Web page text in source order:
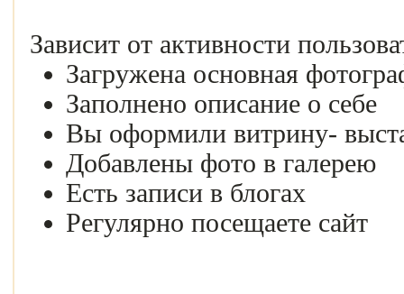
Зависит от активности
Загружена основная
Заполнено описание о себе
Вы оформили витрину-
Добавлены фото в галерею
Есть записи в блогах
Регулярно посещаете сайт